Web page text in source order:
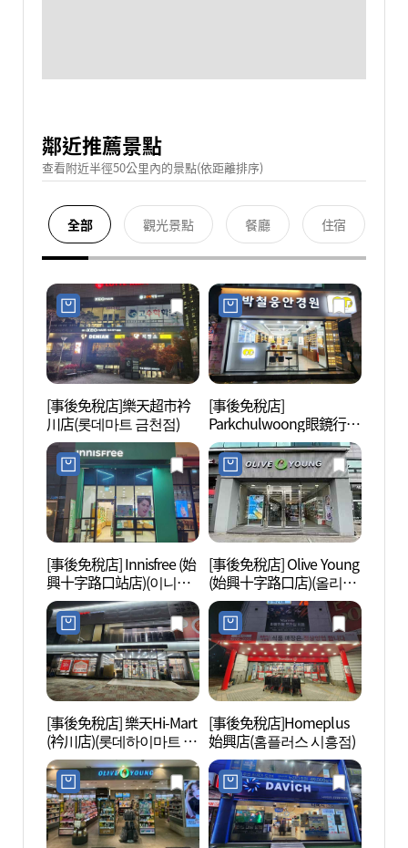
鄰近推薦景點
查看附近半徑50公里內的景點(依距離排序)
全部 觀光景點 餐廳 住宿
[事後免稅店]樂天超市衿
川店(롯데마트 금천점)
[事後免稅店]
Parkchulwoong眼鏡行
(박철웅 안경원)
[事後免稅店] Innisfree (始
興十字路口站店)(이니스
프리 시흥사거리역점)
[事後免稅店] Olive Young
(始興十字路口店)(올리브
영 시흥사거리점)
[事後免稅店] 樂天Hi-Mart
(衿川店)(롯데하이마트 금
천점)
[事後免稅店]Homeplus
始興店(홈플러스 시흥점)